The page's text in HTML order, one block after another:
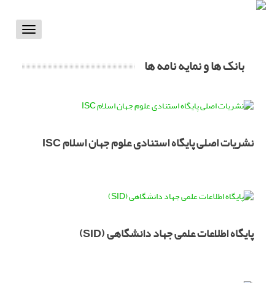
Toggle
بانک ها و نمایه نامه ها
نشریات اصلی پایگاه استنادی علوم جهان اسلام ISC
پایگاه اطلاعات علمی جهاد دانشگاهی (SID)